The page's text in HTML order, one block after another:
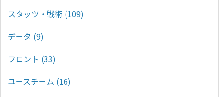
スタッツ・戦術 (109)
データ (9)
フロント (33)
ユースチーム (16)